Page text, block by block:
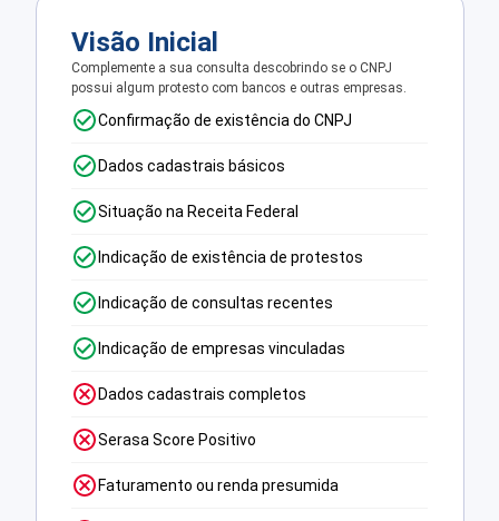
Visão Inicial
Complemente a sua consulta descobrindo se o CNPJ
possui algum protesto com bancos e outras empresas.
Confirmação de existência do CNPJ
Dados cadastrais básicos
Situação na Receita Federal
Indicação de existência de protestos
Indicação de consultas recentes
Indicação de empresas vinculadas
Dados cadastrais completos
Serasa Score Positivo
Faturamento ou renda presumida